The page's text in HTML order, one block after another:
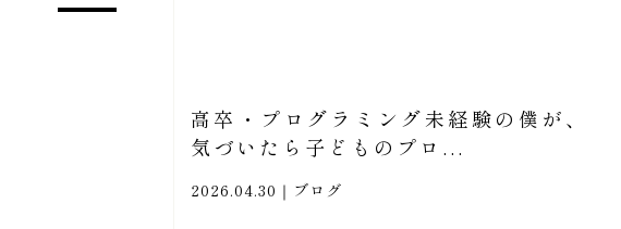
高卒・プログラミング未経験の僕が、
気づいたら子どものプロ...
2026.04.30｜ ブログ